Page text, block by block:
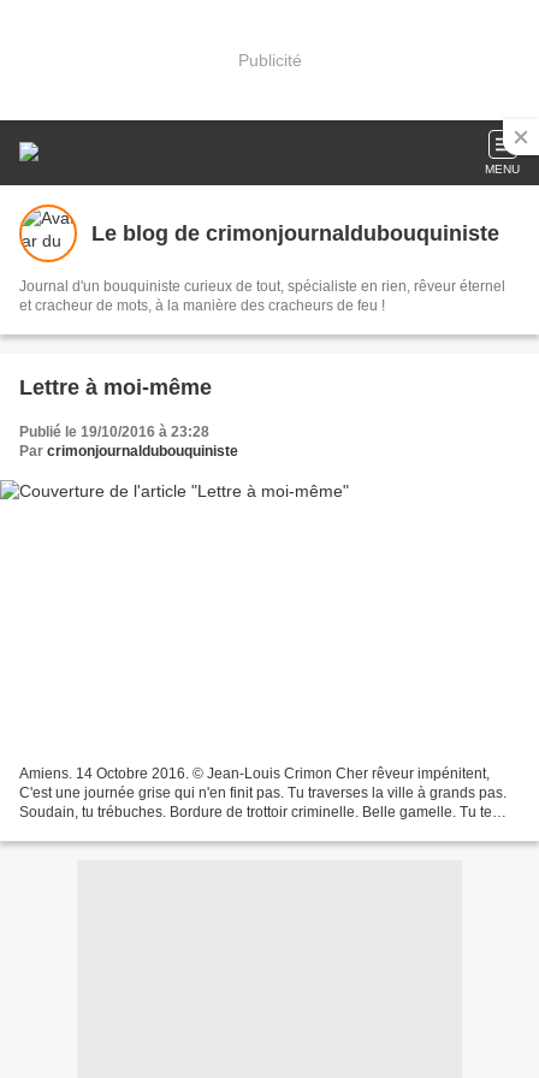
Publicité
MENU
Le blog de crimonjournaldubouquiniste
Journal d'un bouquiniste curieux de tout, spécialiste en rien, rêveur éternel
et cracheur de mots, à la manière des cracheurs de feu !
Lettre à moi-même
Publié le 19/10/2016 à 23:28
Par crimonjournaldubouquiniste
Amiens. 14 Octobre 2016. © Jean-Louis Crimon Cher rêveur impénitent,
C'est une journée grise qui n'en finit pas. Tu traverses la ville à grands pas.
Soudain, tu trébuches. Bordure de trottoir criminelle. Belle gamelle. Tu te